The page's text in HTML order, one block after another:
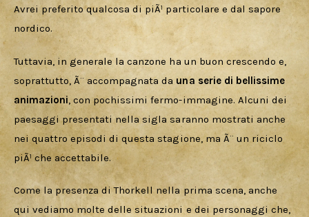
Avrei preferito qualcosa di piÃ¹ particolare e dal sapore
nordico.
Tuttavia, in generale la canzone ha un buon crescendo e,
soprattutto, Ã¨ accompagnata da una serie di bellissime
animazioni, con pochissimi fermo-immagine. Alcuni dei
paesaggi presentati nella sigla saranno mostrati anche
nei quattro episodi di questa stagione, ma Ã¨ un riciclo
piÃ¹ che accettabile.
Come la presenza di Thorkell nella prima scena, anche
qui vediamo molte delle situazioni e dei personaggi che,